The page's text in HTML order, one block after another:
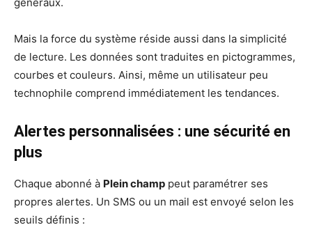
Mais la force du système réside aussi dans la simplicité
de lecture. Les données sont traduites en pictogrammes,
courbes et couleurs. Ainsi, même un utilisateur peu
technophile comprend immédiatement les tendances.
Alertes personnalisées : une sécurité en
plus
Chaque abonné à Plein champ peut paramétrer ses
propres alertes. Un SMS ou un mail est envoyé selon les
seuils définis :